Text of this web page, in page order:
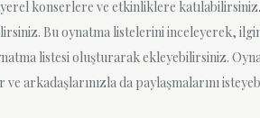
konserlere ve etkinliklere
Bu oynatma listelerini inceleyerek,
listesi oluşturarak ekleyebilirsiniz.
arkadaşlarınızla da paylaşmalarını